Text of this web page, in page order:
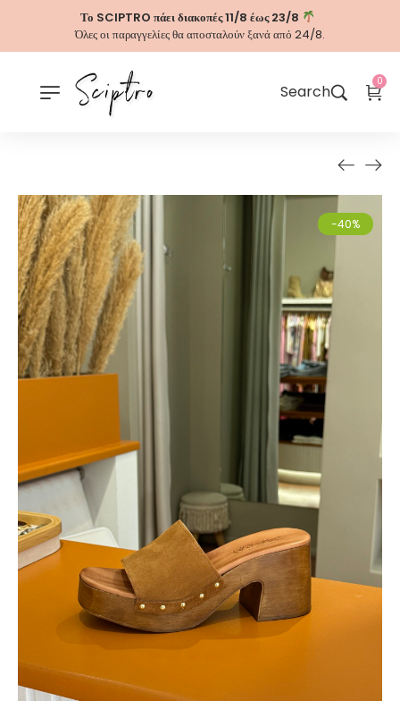
Το SCIPTRO πάει διακοπές 11/8 έως 23/8
Όλες οι παραγγελίες θα αποσταλούν ξανά από 24/8.
Search
0
-40%